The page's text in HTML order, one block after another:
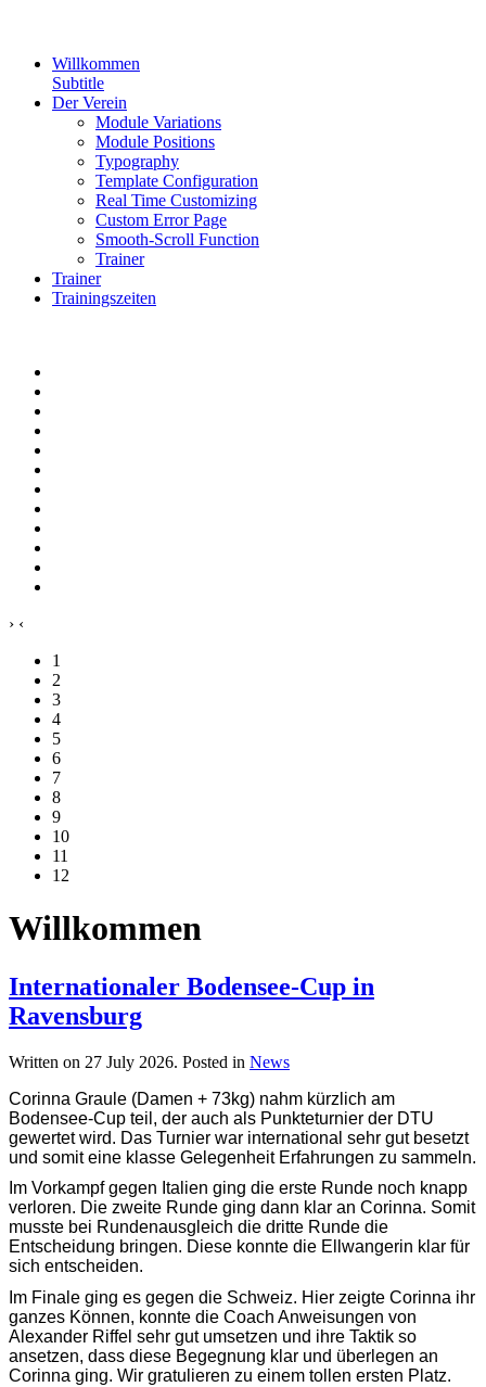
Willkommen
Subtitle
Der Verein
Module Variations
Module Positions
Typography
Template Configuration
Real Time Customizing
Custom Error Page
Smooth-Scroll Function
Trainer
Trainer
Trainingszeiten
› ‹
1
2
3
4
5
6
7
8
9
10
11
12
Willkommen
Internationaler Bodensee-Cup in
Ravensburg
Written on 27 July 2026. Posted in News
Corinna Graule (Damen + 73kg) nahm kürzlich am
Bodensee-Cup teil, der auch als Punkteturnier der DTU
gewertet wird. Das Turnier war international sehr gut besetzt
und somit eine klasse Gelegenheit Erfahrungen zu sammeln.
Im Vorkampf gegen Italien ging die erste Runde noch knapp
verloren. Die zweite Runde ging dann klar an Corinna. Somit
musste bei Rundenausgleich die dritte Runde die
Entscheidung bringen. Diese konnte die Ellwangerin klar für
sich entscheiden.
Im Finale ging es gegen die Schweiz. Hier zeigte Corinna ihr
ganzes Können, konnte die Coach Anweisungen von
Alexander Riffel sehr gut umsetzen und ihre Taktik so
ansetzen, dass diese Begegnung klar und überlegen an
Corinna ging. Wir gratulieren zu einem tollen ersten Platz.